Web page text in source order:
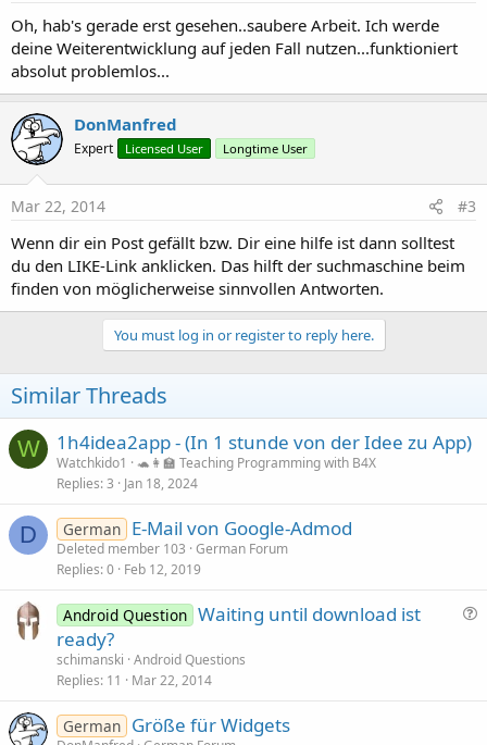
Oh, hab's gerade erst gesehen..saubere Arbeit. Ich werde
deine Weiterentwicklung auf jeden Fall nutzen...funktioniert
absolut problemlos...
DonManfred
Expert Licensed User Longtime User
Mar 22, 2014 #3
Wenn dir ein Post gefällt bzw. Dir eine hilfe ist dann solltest
du den LIKE-Link anklicken. Das hilft der suchmaschine beim
finden von möglicherweise sinnvollen Antworten.
You must log in or register to reply here.
Similar Threads
W 1h4idea2app - (In 1 stunde von der Idee zu App)
Watchkido1
🐢👩‍🏫 Teaching Programming with B4X
Replies 3 Jan 18, 2024
D German E-Mail von Google-Admod
Deleted member 103 German Forum
Replies 0 Feb 12, 2019
Android Question Waiting until download ist
ready?
schimanski Android Questions
Replies 11 Mar 22, 2014
German Größe für Widgets